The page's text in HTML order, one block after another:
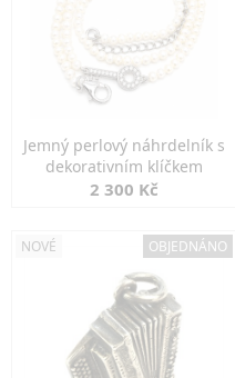
Jemný perlový náhrdelník s
dekorativním klíčkem
2 300 Kč
NOVÉ OBJEDNÁNO